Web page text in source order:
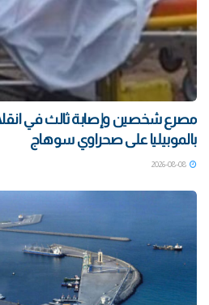
مصرع شخصين وإصابة ثالث في
بالموبيليا على صحراوي سوهاج